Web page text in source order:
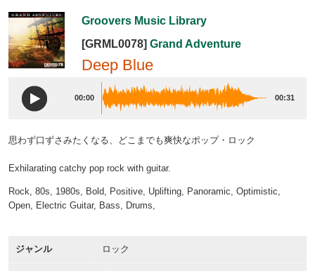
Groovers Music Library
[GRML0078] Grand Adventure
Deep Blue
00:00 00:31
思わず口ずさみたくなる、どこまでも爽快なポップ・ロック
Exhilarating catchy pop rock with guitar.
Rock, 80s, 1980s, Bold, Positive, Uplifting, Panoramic, Optimistic,
Open, Electric Guitar, Bass, Drums,
ジャンル ロック